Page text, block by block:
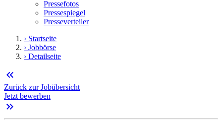
Pressefotos
Pressespiegel
Presseverteiler
› Startseite
› Jobbörse
› Detailseite
keyboard_double_arrow_left
Zurück zur Jobübersicht
Jetzt bewerben
keyboard_double_arrow_right